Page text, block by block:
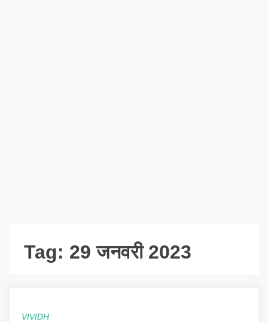
Tag: 29 जनवरी 2023
VIVIDH